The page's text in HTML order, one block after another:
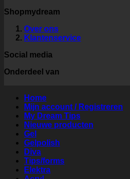
Shopmydream
Over ons
Klantenservice
Social media
Onderdeel van
Home
Mijn account / Registreren
My Dream Tips
Nieuwe producten
Gel
Gelpolish
Diva
Tips/forms
Elektra